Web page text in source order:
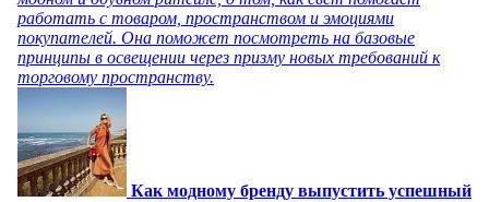
работать с товаром, пространством и эмоциями
покупателей. Она поможет посмотреть на базовые
принципы в освещении через призму новых требований к
торговому пространству.
Как модному бренду выпустить успешный